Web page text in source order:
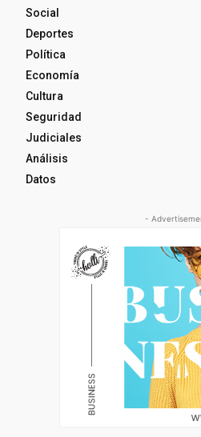
Social
Deportes
Política
Economía
Cultura
Seguridad
Judiciales
Análisis
Datos
-